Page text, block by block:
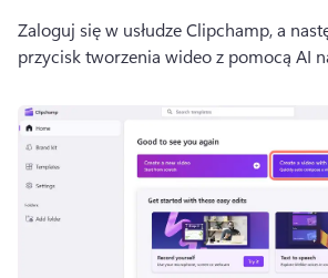
Zaloguj się w usłudze Clipchamp, a
przycisk tworzenia wideo z pomocą AI